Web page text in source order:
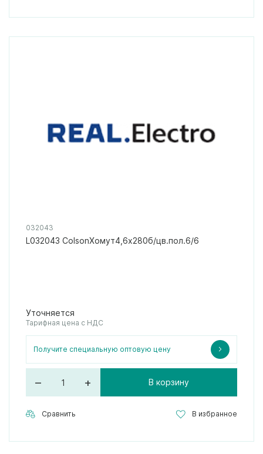
032043
L032043 ColsonХомут4,6х280б/цв.пол.6/6
Уточняется
Тарифная цена с НДС
Получите специальную оптовую цену
– + В корзину
Сравнить В избранное